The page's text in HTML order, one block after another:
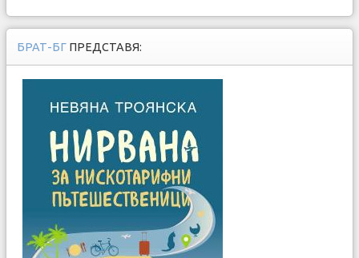
БРАТ-БГ ПРЕДСТАВЯ: